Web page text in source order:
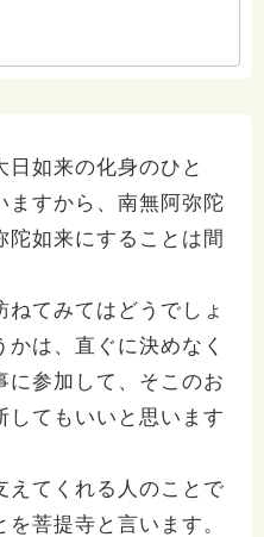
日如来の化身のひと
ますから、南無阿弥陀
陀如来にすることは間
てみてはどうでしょ
は、直ぐに決めなく
に参加して、そこのお
してもいいと思います
えてくれる人のことで
菩提寺と言います。